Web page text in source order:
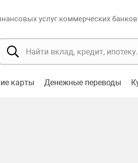
услуг коммерческих
карты Денежные переводы